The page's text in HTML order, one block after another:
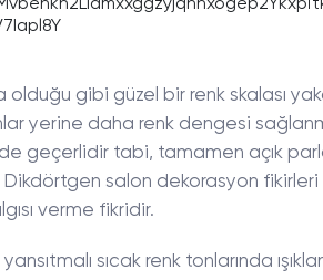
olduğu gibi güzel bir renk skalası
yerine daha renk dengesi
geçerlidir tabi, tamamen açık
salon dekorasyon fikirleri
verme fikridir.
sıcak renk tonlarında